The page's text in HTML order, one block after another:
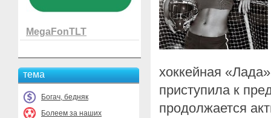
MegaFonTLT
тема
Богач, бедняк
Болеем за наших
хоккейная
приступила к
продолжается